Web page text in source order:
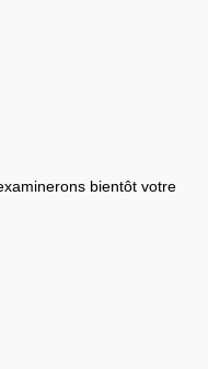
bientôt votre